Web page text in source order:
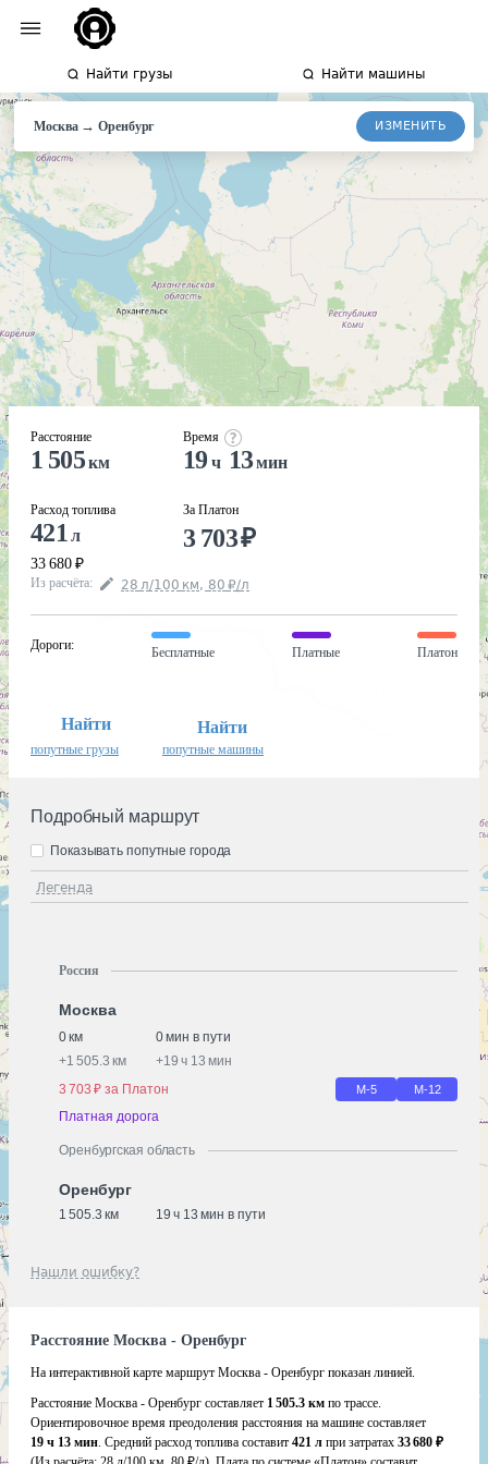
Найти грузы Найти машины
Москва→Оренбург ИЗМЕНИТЬ
Расстояние
1 505км
Расход топлива
421 л
33 680 ₽
Время
19ч 13мин
За Платон
3 703₽
Из расчёта: 28 л/100 км, 80 ₽/л
Дороги:
Бесплатные Платные Платон
Найти
попутные грузы
Найти
попутные машины
Подробный маршрут
Легенда
Показывать попутные города
Россия
Москва
0 км
0 мин в пути
+1 505.3 км +19 ч 13 мин
3 703 ₽ за Платон
М-5 М-12
Платная дорога
Оренбургская область
Оренбург
1 505.3 км 19 ч 13 мин в пути
Нашли ошибку?
Расстояние Москва - Оренбург
На интерактивной карте маршрут Москва - Оренбург показан линией.
Расстояние Москва - Оренбург составляет 1 505.3 км по трассе.
Ориентировочное время преодоления расстояния на машине составляет
19 ч 13 мин. Средний расход топлива составит 421 л при затратах 33 680 ₽